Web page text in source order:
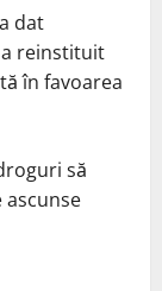
dat
reinstituit
în favoarea
să
ascunse